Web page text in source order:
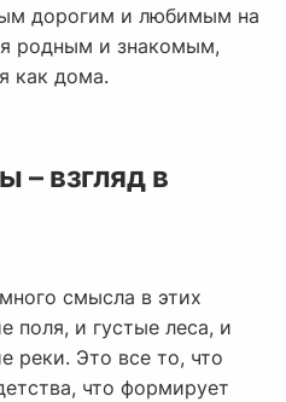
дорогим и любимым на
родным и знакомым,
как дома.
– взгляд в
смысла в этих
поля, и густые леса, и
реки. Это все то, что
что формирует